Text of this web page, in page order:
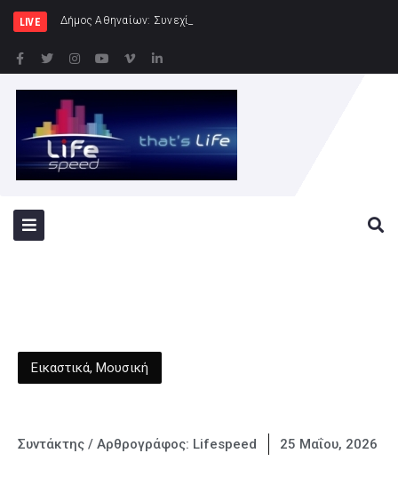
LIVE Δήμος Αθηναίων: Συνεχίζονται οι εντατικοί έλεγχοι
Εικαστικά, Μουσική
Συντάκτης / Αρθρογράφος: Lifespeed 25 Μαΐου, 2026